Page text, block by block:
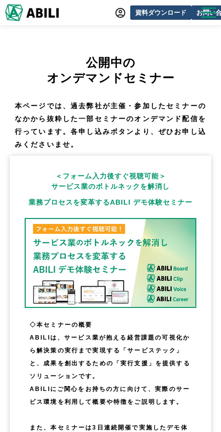
資料ダウンロード お問い
サービス一覧
オンラインデモ
動画制作事例
セミナー・イベント情報
よくあるご質問
公開中の
オンデマンドセミナー
本ページでは、過去弊社が主催・参加したセミナーの
なかから抜粋した一部セミナーのオンデマンド配信を
行っています。各申し込みボタンより、ぜひお申し込
みくださいませ。
＜フォーム入力後すぐ視聴可能＞
サービス業のボトルネックを解消し
業務プロセスを変革するABILI デモ体験セミナー
◇本セミナーの概要
ABILIは、サービス業が抱える経営課題の可視化か
ら解決策の実行まで実現する「サービステック」
と、成果を創出するための「実行支援」を提供する
ソリューションです。
ABILIにご関心をお持ちの方に向けて、実際のサー
ビス環境を利用して概要や特徴をご説明します。
また、本セミナーは3日連続開催で実施したデモ体